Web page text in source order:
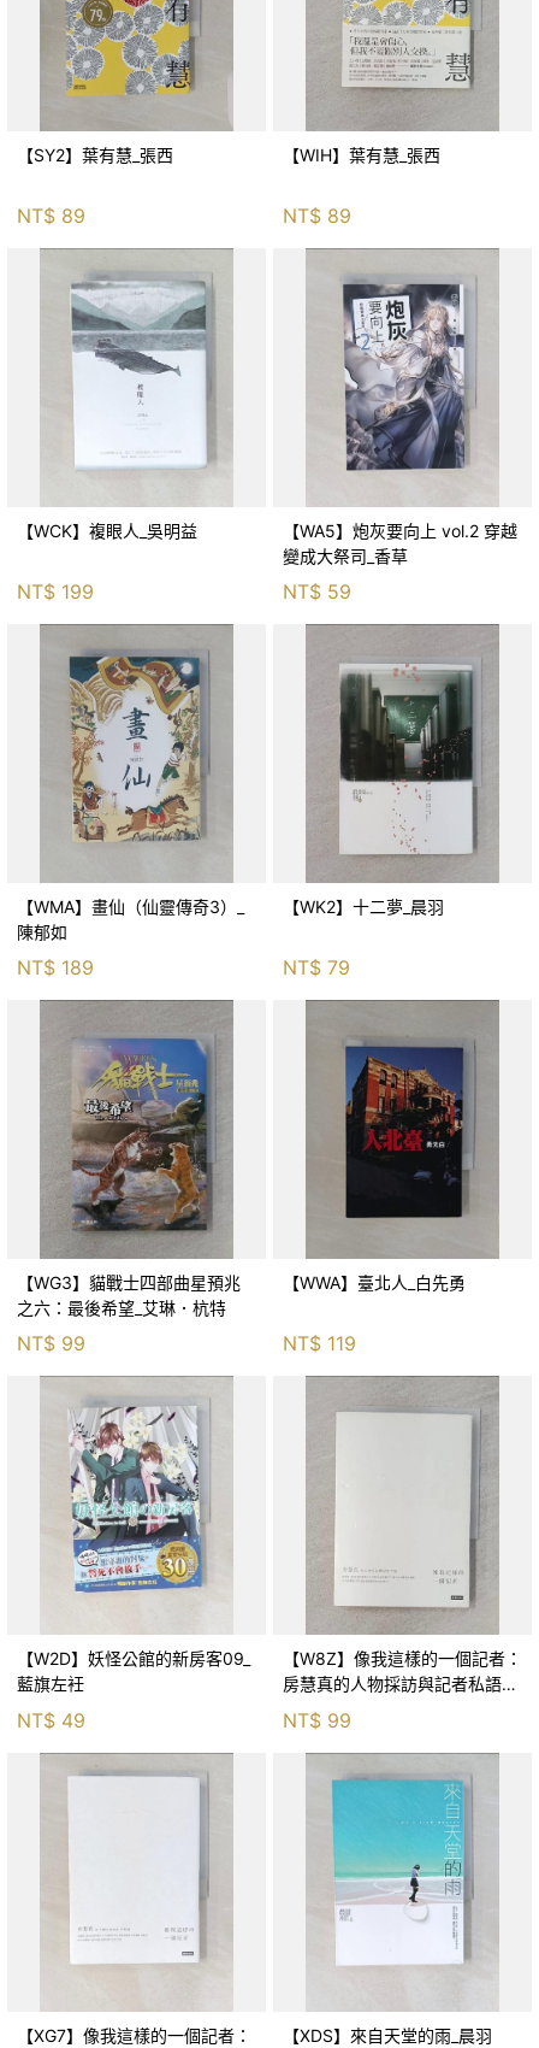
【SY2】葉有慧_張西
NT$ 89
【WIH】葉有慧_張西
NT$ 89
【WCK】複眼人_吳明益
NT$ 199
【WA5】炮灰要向上 vol.2 穿越
變成大祭司_香草
NT$ 59
【WMA】畫仙（仙靈傳奇3）_
陳郁如
NT$ 189
【WK2】十二夢_晨羽
NT$ 79
【WG3】貓戰士四部曲星預兆
之六：最後希望_艾琳．杭特
NT$ 99
【WWA】臺北人_白先勇
NT$ 119
【W2D】妖怪公館的新房客09_
藍旗左衽
NT$ 49
【W8Z】像我這樣的一個記者：
房慧真的人物採訪與記者私語_
房慧真
NT$ 99
【XG7】像我這樣的一個記者： 【XDS】來自天堂的雨_晨羽